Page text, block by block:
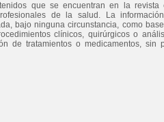
que se encuentran en la revista
de la salud. La
bajo ninguna circunstancia, como
clínicos, quirúrgicos o
de tratamientos o medicamentos, sin